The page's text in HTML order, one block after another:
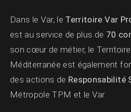
Dans le Var, le Territoire Var
est au service de plus de 70
son cœur de métier, le
Méditerranée est également
des actions de Responsabilité
Métropole TPM et le Var.